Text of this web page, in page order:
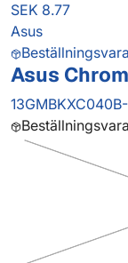
SEK 8.77
Asus
Beställningsvara
Asus
13GMBKXC040B-
Beställningsvara